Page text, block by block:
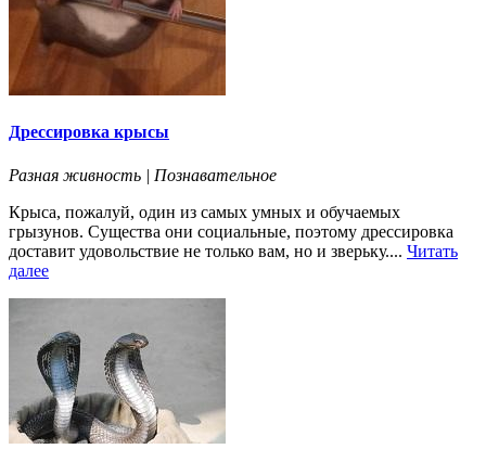
Дрессировка крысы
Разная живность | Познавательное
Крыса, пожалуй, один из самых умных и обучаемых
грызунов. Существа они социальные, поэтому дрессировка
доставит удовольствие не только вам, но и зверьку.... Читать
далее